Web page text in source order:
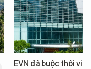
Loạt dự án bất động